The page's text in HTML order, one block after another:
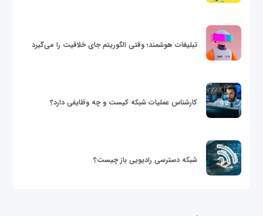
تبلیغات هوشمند؛ وقتی الگوریتم جای خلاقیت را می‌گیرد
کارشناس عملیات شبکه کیست و چه وظایفی دارد؟
شبکه دسترسی رادیویی باز چیست؟